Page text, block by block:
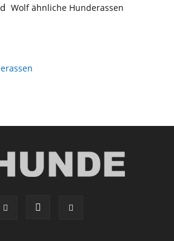
Wolf ähnliche Hunderassen